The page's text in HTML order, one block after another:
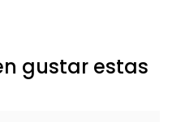
gustar estas